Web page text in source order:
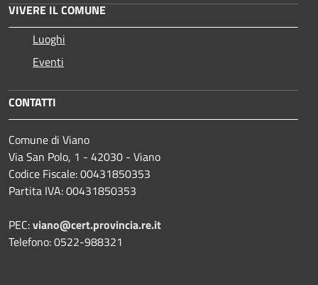
VIVERE IL COMUNE
Luoghi
Eventi
CONTATTI
Comune di Viano
Via San Polo, 1 - 42030 - Viano
Codice Fiscale: 00431850353
Partita IVA: 00431850353
PEC:viano@cert.provincia.re.it
Telefono: 0522-988321